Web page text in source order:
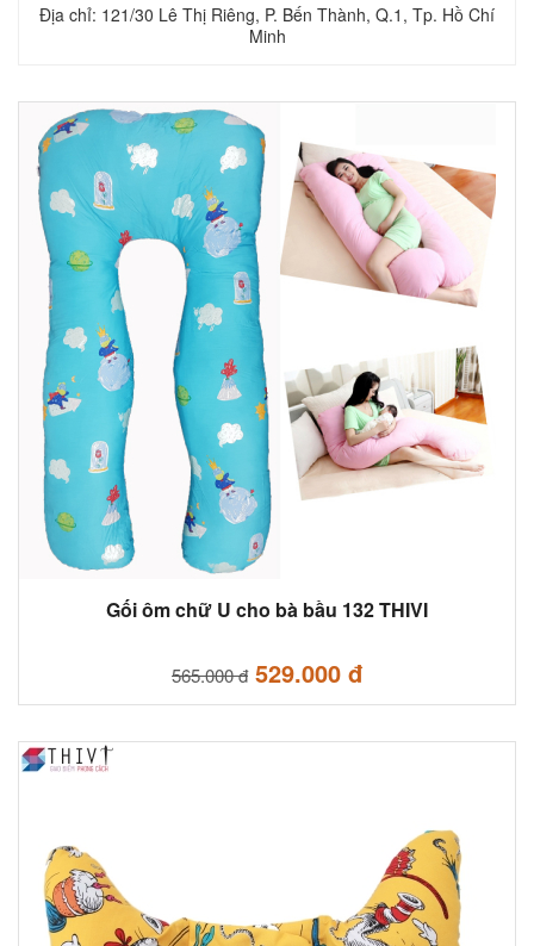
Địa chỉ: 121/30 Lê Thị Riêng, P. Bến Thành, Q.1, Tp. Hồ Chí
Minh
Gối ôm chữ U cho bà bầu 132 THIVI
565.000 đ529.000 đ